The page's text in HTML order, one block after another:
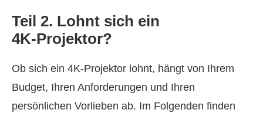
Teil 2. Lohnt sich ein
4K‑Projektor?
Ob sich ein 4K‑Projektor lohnt, hängt von Ihrem
Budget, Ihren Anforderungen und Ihren
persönlichen Vorlieben ab. Im Folgenden finden